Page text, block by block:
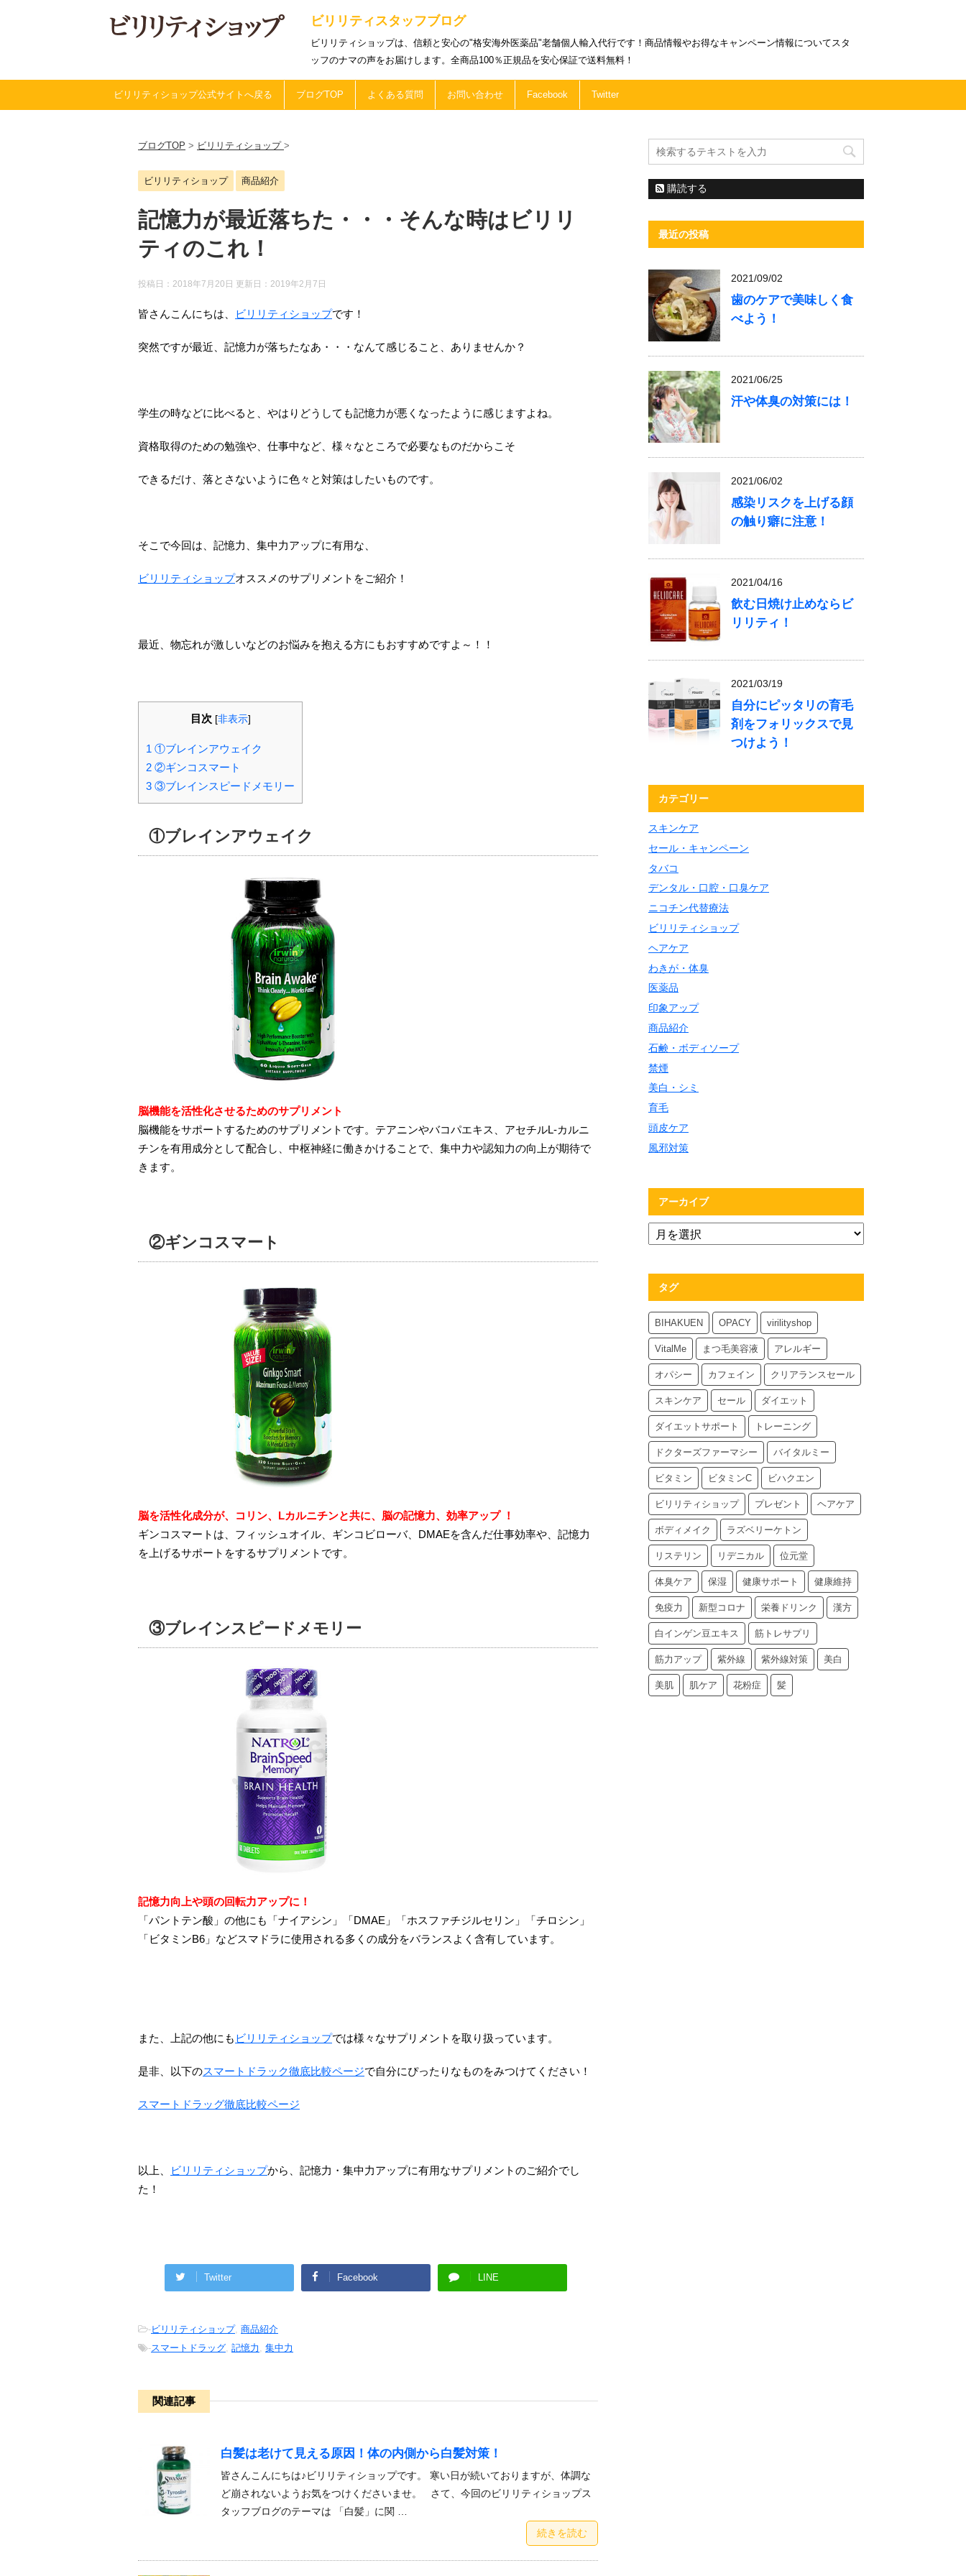
ビリリティスタッフブログ
ビリリティショップは、信頼と安心の"格安海外医薬品"老舗個人輸入代行です！商品情報やお得なキャンペーン情報についてスタ
ッフのナマの声をお届けします。全商品100％正規品を安心保証で送料無料！
ビリリティショップ公式サイトへ戻る ブログTOP よくある質問 お問い合わせ Facebook Twitter
ブログTOP > ビリリティショップ >
ビリリティショップ 商品紹介
記憶力が最近落ちた・・・そんな時はビリリ
ティのこれ！
投稿日：2018年7月20日 更新日： 2019年2月7日
皆さんこんにちは、 ビリリティショップです！
突然ですが最近、記憶力が落ちたなあ・・・なんて感じること、ありませんか？
学生の時などに比べると、やはりどうしても記憶力が悪くなったように感じますよね。
資格取得のための勉強や、仕事中など、様々なところで必要なものだからこそ
できるだけ、落とさないように色々と対策はしたいものです。
そこで今回は、記憶力、集中力アップに有用な、
ビリリティショップオススメのサプリメントをご紹介！
最近、物忘れが激しいなどのお悩みを抱える方にもおすすめですよ～！！
目次 [非表示]
1 ①ブレインアウェイク
2 ②ギンコスマート
3 ③ブレインスピードメモリー
①ブレインアウェイク
脳機能を活性化させるためのサプリメント
脳機能をサポートするためのサプリメントです。テアニンやバコパエキス、アセチルL-カルニ
チンを有用成分として配合し、中枢神経に働きかけることで、集中力や認知力の向上が期待で
きます。
②ギンコスマート
脳を活性化成分が、コリン、Lカルニチンと共に、脳の記憶力、効率アップ ！
ギンコスマートは、フィッシュオイル、ギンコビローバ、DMAEを含んだ仕事効率や、記憶力
を上げるサポートをするサプリメントです。
③ブレインスピードメモリー
記憶力向上や頭の回転力アップに！
「パントテン酸」の他にも「ナイアシン」「DMAE」「ホスファチジルセリン」「チロシン」
「ビタミンB6」などスマドラに使用される多くの成分をバランスよく含有しています。
また、上記の他にも ビリリティショップでは様々なサプリメントを取り扱っています。
是非、以下のスマートドラック徹底比較ページで自分にぴったりなものをみつけてください！
スマートドラッグ徹底比較ページ
以上、 ビリリティショップから、記憶力・集中力アップに有用なサプリメントのご紹介でし
た！
Twitter Facebook LINE
-ビリリティショップ, 商品紹介
-スマートドラッグ 記憶力 集中力
関連記事
白髪は老けて見える原因！体の内側から白髪対策！
皆さんこんにちは♪ビリリティショップです。 寒い日が続いておりますが、体調な
ど崩されないようお気をつけくださいませ。 さて、今回のビリリティショップス
タッフブログのテーマは 「白髪」に関 …
続きを読む
購読する
最近の投稿
2021/09/02
歯のケアで美味しく食
べよう！
2021/06/25
汗や体臭の対策には！
2021/06/02
感染リスクを上げる顔
の触り癖に注意！
2021/04/16
飲む日焼け止めならビ
リリティ！
2021/03/19
自分にピッタリの育毛
剤をフォリックスで見
つけよう！
カテゴリー
スキンケア
セール・キャンペーン
タバコ
デンタル・口腔・口臭ケア
ニコチン代替療法
ビリリティショップ
ヘアケア
わきが・体臭
医薬品
印象アップ
商品紹介
石鹸・ボディソープ
禁煙
美白・シミ
育毛
頭皮ケア
風邪対策
アーカイブ
タグ
BIHAKUEN OPACY virilityshop
VitalMe まつ毛美容液 アレルギー
オパシー カフェイン クリアランスセール
スキンケア セール ダイエット
ダイエットサポート トレーニング
ドクターズファーマシー バイタルミー
ビタミン ビタミンC ビハクエン
ビリリティショップ プレゼント ヘアケア
ボディメイク ラズベリーケトン
リステリン リデニカル 位元堂
体臭ケア 保湿 健康サポート 健康維持
免疫力 新型コロナ 栄養ドリンク 漢方
白インゲン豆エキス 筋トレサプリ
筋力アップ 紫外線 紫外線対策 美白
美肌 肌ケア 花粉症 髪